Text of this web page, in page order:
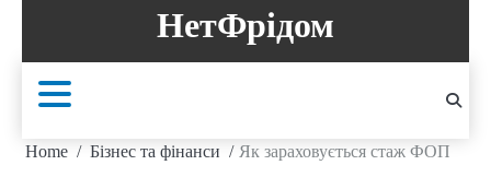
content
НетФрідом
Home Бізнес та фінанси Як зараховується стаж ФОП